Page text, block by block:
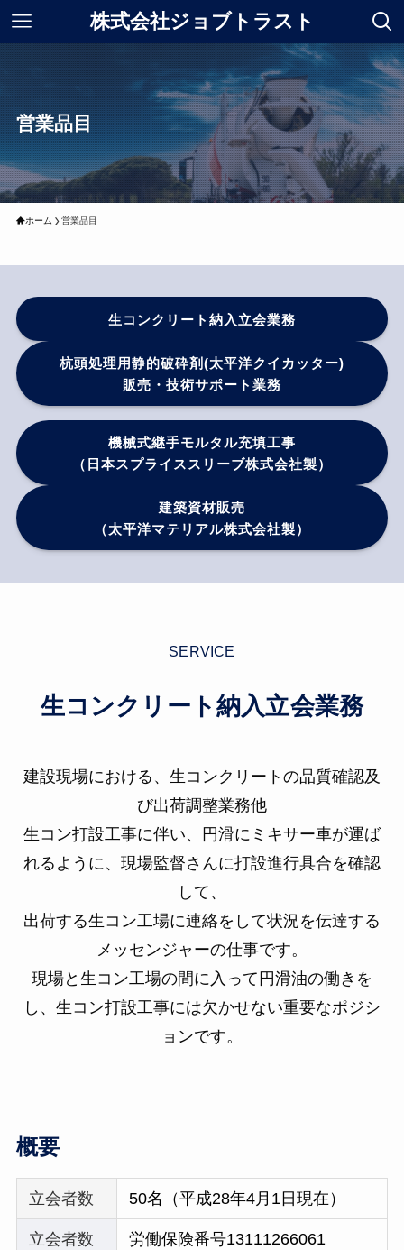
株式会社ジョブトラスト
営業品目
ホーム 営業品目
生コンクリート納入立会業務
杭頭処理用静的破砕剤(太平洋クイカッター)
販売・技術サポート業務
機械式継手モルタル充填工事
（日本スプライススリーブ株式会社製）
建築資材販売
（太平洋マテリアル株式会社製）
SERVICE
生コンクリート納入立会業務
建設現場における、生コンクリートの品質確認及
び出荷調整業務他
生コン打設工事に伴い、円滑にミキサー車が運ば
れるように、現場監督さんに打設進行具合を確認
して、
出荷する生コン工場に連絡をして状況を伝達する
メッセンジャーの仕事です。
現場と生コン工場の間に入って円滑油の働きを
し、生コン打設工事には欠かせない重要なポジシ
ョンです。
概要
立会者数 50名（平成28年4月1日現在）
立会者数 労働保険番号13111266061